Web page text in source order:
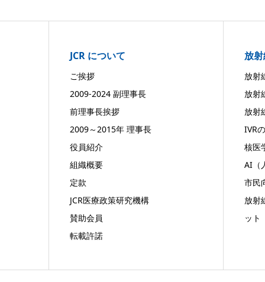
JCR について
ご挨拶
2009-2024 副理事長
前理事長挨拶
2009～2015年 理事長
役員紹介
組織概要
定款
JCR医療政策研究機構
賛助会員
転載許諾
放
放射
放射
放射
IVR
核医
AI（
市民
放射
ット